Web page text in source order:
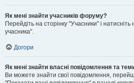
Як мені знайти учасників форуму?
Перейдіть на сторінку "Учасники" і
учасника".
Догори
Як мені знайти власні повідомлення та
Ви можете знайти свої повідомлення,